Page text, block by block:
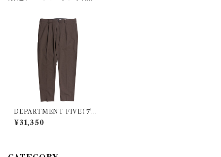
DEPARTMENT FIVE（デパ
ートメントファイブ） パンツ 423
VERDE 34900
¥31,350